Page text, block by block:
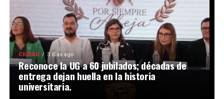
CIUDAD 3 días ago
Reconoce la UG a 60 jubilados; décadas de
entrega dejan huella en la historia
universitaria.